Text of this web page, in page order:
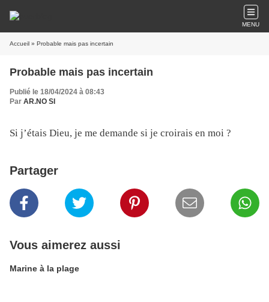
MENU
Accueil » Probable mais pas incertain
Probable mais pas incertain
Publié le 18/04/2024 à 08:43
Par AR.NO SI
Si j’étais Dieu, je me demande si je croirais en moi ?
Partager
Vous aimerez aussi
Marine à la plage